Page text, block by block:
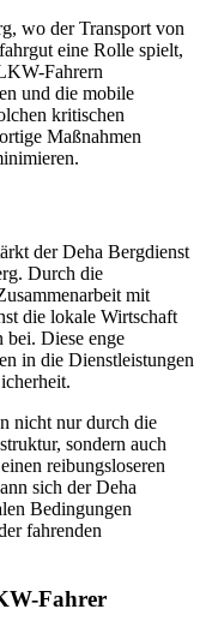
wo der Transport von
eine Rolle spielt,
Fahrern
und die mobile
kritischen
Maßnahmen
der Deha Bergdienst
Durch die
mit
die lokale Wirtschaft
bei. Diese enge
in die Dienstleistungen
nicht nur durch die
sondern auch
reibungsloseren
sich der Deha
Bedingungen
fahrenden
Fahrer